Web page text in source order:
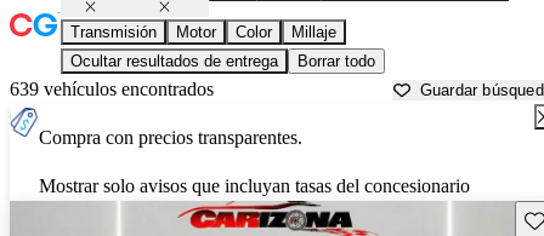
Transmisión Motor Color
Millaje
Ocultar resultados de entrega
Borrar todo
639 vehículos encontrados Guardar
Compra con precios transparentes.
Mostrar solo avisos que incluyan tasas del concesionario